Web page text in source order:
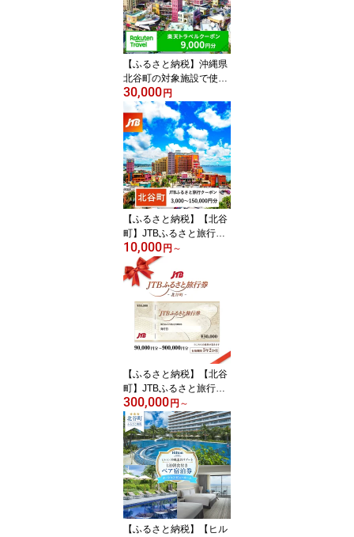
【ふるさと納税】沖縄県
北谷町の対象施設で使え
る楽天トラベルクーポン
寄付額30,000円 |クーポ
ン ホテル 高級 宿 ふるさ
と 旅行 宿泊 チケット ク
ーポン 沖縄県 沖縄 北谷
人気 アメリカンビレッジ
送料無料
30,000 円
【ふるさと納税】【北谷
町】JTBふるさと旅行ク
ーポン（Eメール発行）
（3,000円分～150,000円
分） | | 沖縄 旅行 人気 お
すすめ アラハビーチ 海
ビーチ 海岸 夕日 夕陽 北
谷町 北谷 送料無料
10,000 円 ～
【ふるさと納税】【北谷
町】JTBふるさと旅行券
（紙券）（90,000円分～
900,000円分） | | 沖縄 旅
行 人気 おすすめ アラハ
ビーチ 海 ビーチ 海岸 夕
日 夕陽 北谷町 北谷 送料
無料
300,000 円 ～
【ふるさと納税】【ヒル